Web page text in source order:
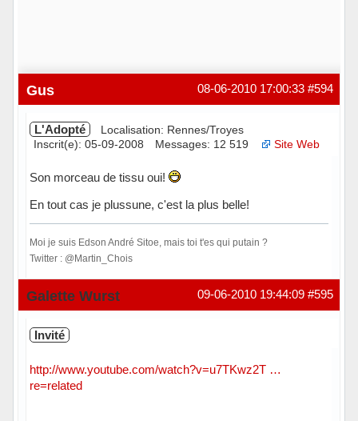
#594
08-06-2010 17:00:33
Gus
L'Adopté
Localisation: Rennes/Troyes
Inscrit(e): 05-09-2008
Messages: 12 519 Site Web
Son morceau de tissu oui!
En tout cas je plussune, c'est la plus belle!
Moi je suis Edson André Sitoe, mais toi t'es qui putain ?
Twitter : @Martin_Chois
Hors ligne #595
09-06-2010 19:44:09
Galette Wurst
Invité
http://www.youtube.com/watch?v=u7TKwz2T …
re=related